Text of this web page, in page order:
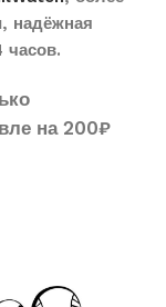
надёжная
часов.
на 200₽